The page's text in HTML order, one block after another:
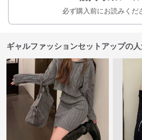
必ず購入前にお読みくだ
ギャルファッションセットアップの